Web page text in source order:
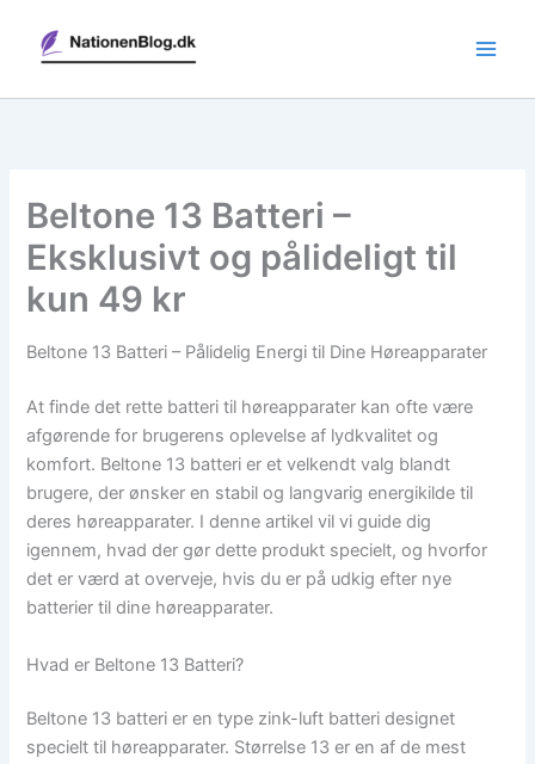
indholdet
Beltone 13 Batteri –
Eksklusivt og pålideligt til
kun 49 kr
Beltone 13 Batteri – Pålidelig Energi til Dine Høreapparater
At finde det rette batteri til høreapparater kan ofte være
afgørende for brugerens oplevelse af lydkvalitet og
komfort. Beltone 13 batteri er et velkendt valg blandt
brugere, der ønsker en stabil og langvarig energikilde til
deres høreapparater. I denne artikel vil vi guide dig
igennem, hvad der gør dette produkt specielt, og hvorfor
det er værd at overveje, hvis du er på udkig efter nye
batterier til dine høreapparater.
Hvad er Beltone 13 Batteri?
Beltone 13 batteri er en type zink-luft batteri designet
specielt til høreapparater. Størrelse 13 er en af de mest